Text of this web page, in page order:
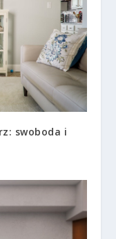
swoboda i